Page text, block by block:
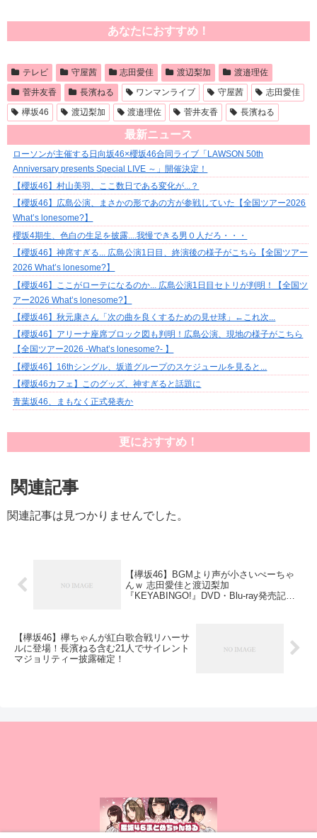
あなたにおすすめ！
テレビ 守屋茜 志田愛佳 渡辺梨加
渡邉理佐
菅井友香
長濱ねる ワンマンライブ 守屋茜
志田愛佳
欅坂46
渡辺梨加 渡邉理佐 菅井友香 長濱ねる
最新ニュース
ローソンが主催する日向坂46×櫻坂46合同ライブ「LAWSON 50th
Anniversary presents Special LIVE ～」開催決定！
【櫻坂46】村山美羽、ここ数日である変化が...？
【櫻坂46】広島公演、まさかの形であの方が参戦していた【全国ツアー2026
What’s lonesome?】
櫻坂4期生、色白の生足を披露....我慢できる男０人だろ・・・
【櫻坂46】神席すぎる... 広島公演1日目、終演後の様子がこちら【全国ツアー
2026 What’s lonesome?】
【櫻坂46】ここがローテになるのか... 広島公演1日目セトリが判明！【全国ツ
アー2026 What’s lonesome?】
【櫻坂46】秋元康さん「次の曲を良くするための見せ球」←これ次...
【櫻坂46】アリーナ座席ブロック図も判明！広島公演、現地の様子がこちら
【全国ツアー2026 -What’s lonesome?- 】
【櫻坂46】16thシングル、坂道グループのスケジュールを見ると...
【櫻坂46カフェ】このグッズ、神すぎると話題に
青葉坂46、まもなく正式発表か
更におすすめ！
関連記事
関連記事は見つかりませんでした。
【欅坂46】BGMより声が小さいぺーちゃ
んｗ 志田愛佳と渡辺梨加
『KEYABINGO!』DVD・Blu-ray発売記念
【欅坂46】欅ちゃんが紅白歌合戦リハーサ
ルに登場！長濱ねる含む21人でサイレント
マジョリティー披露確定！